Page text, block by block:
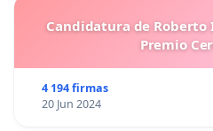
Candidatura de Roberto
Premio
4 194 firmas
20 Jun 2024